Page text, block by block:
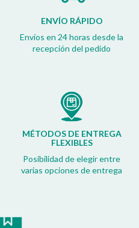
ENVÍO RÁPIDO
Envíos en 24 horas desde la
recepción del pedido
MÉTODOS DE ENTREGA
FLEXIBLES
Posibilidad de elegir entre
varias opciones de entrega